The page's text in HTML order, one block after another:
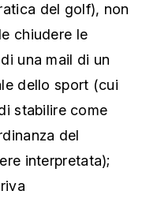
del golf), non
chiudere le
una mail di un
dello sport (cui
stabilire come
del
interpretata);